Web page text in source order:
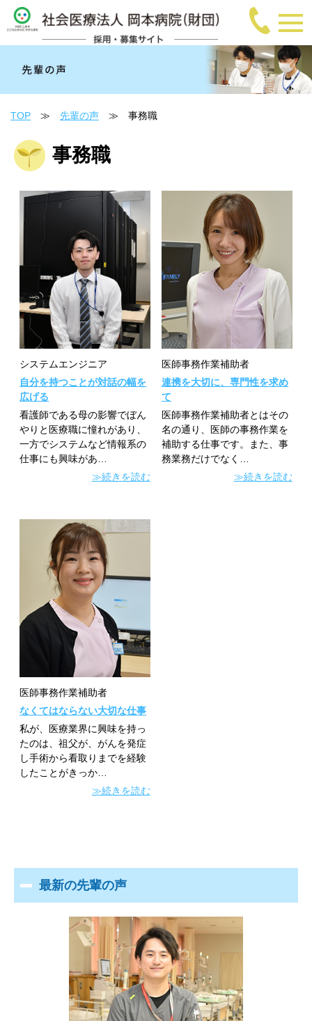
TOP ≫ 先輩の声 ≫ 事務職
事務職
システムエンジニア
自分を持つことが対話の幅を
広げる
看護師である母の影響でぼん
やりと医療職に憧れがあり、
一方でシステムなど情報系の
仕事にも興味があ…
≫続きを読む
医師事務作業補助者
連携を大切に、専門性を求め
て
医師事務作業補助者とはその
名の通り、医師の事務作業を
補助する仕事です。また、事
務業務だけでなく…
≫続きを読む
医師事務作業補助者
なくてはならない大切な仕事
私が、医療業界に興味を持っ
たのは、祖父が、がんを発症
し手術から看取りまでを経験
したことがきっか…
≫続きを読む
最新の先輩の声